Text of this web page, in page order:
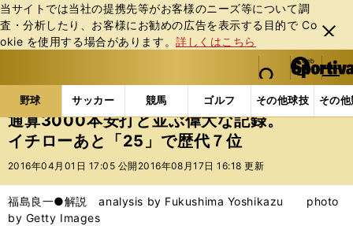
当サイトでは当社の提携先等がお客様のニーズ等について調
査・分析したり、お客様にお勧めの広告を表⽰する⽬的で Co
okie を使⽤する場合があります。詳しくはこちら
閉じ
る
web Sportiva (webスポルティーバ)
検索
マイペ
ー
ジ
メニュ
野球 サッカー 競馬 ゴルフ その他球技 その
b
ス
ポ
ル
バ
野球の記事一覧 MLB 福島良一 通算3000本安打
通算3000本安打と並ぶ偉大な記録。
イチローあと「25」で歴代７位
2016年04月01日 17:05 公開 2016年08月17日 16:18 更新
福島良一●解説 analysis by Fukushima Yoshikazu photo
by Getty Images